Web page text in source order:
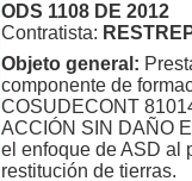
ODS 1108 DE 2012
Contratista:
Objeto general:
componente de
COSUDECONT
ACCIÓN SIN DAÑO
el enfoque de ASD al
restitución de tierras.